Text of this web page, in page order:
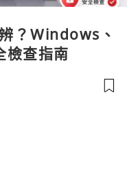
？Windows、
檢查指南